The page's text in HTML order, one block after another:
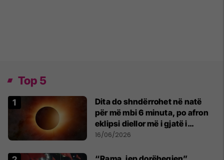
Top 5
Dita do shndërrohet në natë
për më mbi 6 minuta, po afron
eklipsi diellor më i gjatë i
shekullit të 21-të
16/06/2026